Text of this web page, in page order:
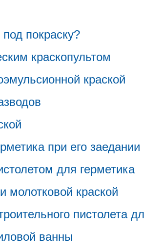
покраску?
краскопультом
краской
при его заедании
для герметика
молотковой краской
пистолета
ванны